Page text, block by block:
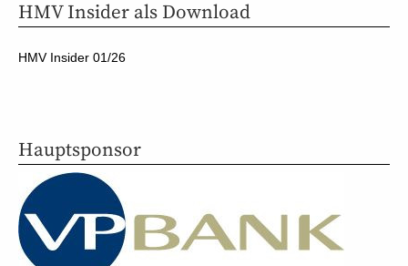
HMV Insider als Download
HMV Insider 01/26
Hauptsponsor